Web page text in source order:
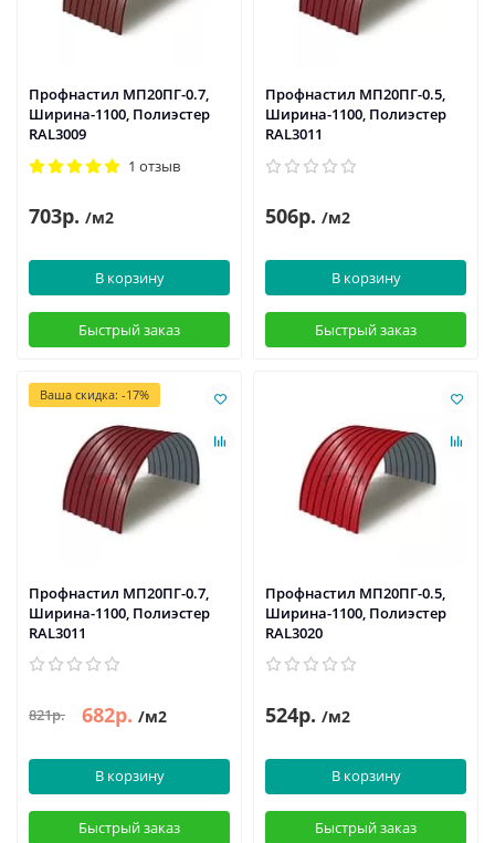
Профнастил МП20ПГ-0.7,
Ширина-1100, Полиэстер
RAL3009
1 отзыв
703р. /м2
В корзину
Быстрый заказ
Профнастил МП20ПГ-0.5,
Ширина-1100, Полиэстер
RAL3011
506р. /м2
В корзину
Быстрый заказ
Ваша скидка: -17%
Профнастил МП20ПГ-0.7,
Ширина-1100, Полиэстер
RAL3011
821р. 682р. /м2
В корзину
Быстрый заказ
Профнастил МП20ПГ-0.5,
Ширина-1100, Полиэстер
RAL3020
524р. /м2
В корзину
Быстрый заказ